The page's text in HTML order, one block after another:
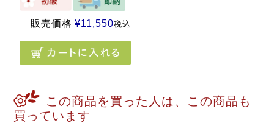
販売価格 ¥11,550税込
この商品を買った人は、この商品も
買っています